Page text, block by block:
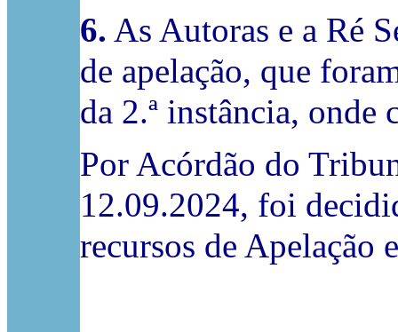
6. As Autoras e a Ré
de apelação, que
da 2.ª instância, onde
Por Acórdão do
12.09.2024, foi
recursos de Apelação